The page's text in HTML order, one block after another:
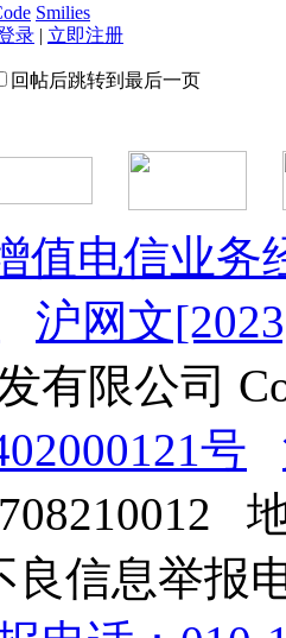
Smilies
录 | 立即注册
回帖后跳转到最后一页
值电信业务
沪网文
有限公司
号
信息举报